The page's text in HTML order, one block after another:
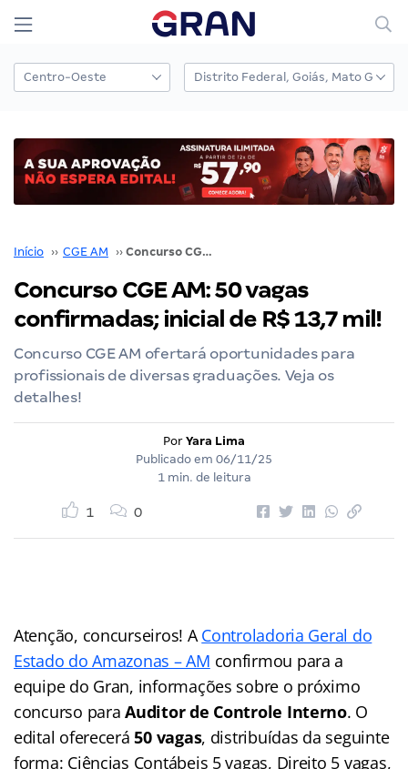
Início ›› CGE AM ›› Concurso CGE AM: 50 vagas confirmadas; inicial de R$ 13,7 mil!
Concurso CGE AM: 50 vagas
confirmadas; inicial de R$ 13,7 mil!
Concurso CGE AM ofertará oportunidades para
profissionais de diversas graduações. Veja os
detalhes!
Por Yara Lima
Publicado em 06/11/25
1 min. de leitura
1 0
Atenção, concurseiros! AControladoria Geral do
Estado do Amazonas – AM confirmou para a
equipe do Gran, informações sobre o próximo
concurso paraAuditor de Controle Interno. O
edital oferecerá50 vagas, distribuídas da seguinte
forma: Ciências Contábeis 5 vagas, Direito 5 vagas,